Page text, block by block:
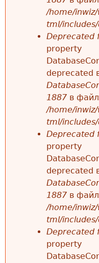
/home/
tml/
Deprecated
property
deprecated
1887 в
/home/
tml/
Deprecated
property
deprecated
1887 в
/home/
tml/
Deprecated
property